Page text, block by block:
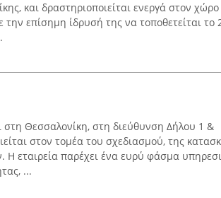
και δραστηριοποιείται ενεργά στον
την επίσημη ίδρυσή της να τοποθετείται το
στη Θεσσαλονίκη, στη διεύθυνση Δήλου 1 &
στον τομέα του σχεδιασμού, της
Η εταιρεία παρέχει ένα ευρύ φάσμα
...